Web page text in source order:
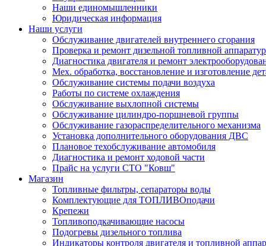
Наши единомышленники
Юридическая информация
Наши услуги
Обслуживание двигателей внутреннего сгорания
Проверка и ремонт дизельной топливной
Диагностика двигателя и ремонт
Мех. обработка, восстановление и изготовление
Обслуживание системы подачи воздуха
Работы по системе охлаждения
Обслуживание выхлопной системы
Обслуживание цилиндро-поршневой группы
Обслуживание газораспределительного механизма
Установка дополнительного оборудования ДВС
Плановое техобслуживание автомобиля
Диагностика и ремонт ходовой части
Прайс на услуги СТО "Ковш"
Магазин
Топливные фильтры, сепараторы воды
Комплектующие для ТОПЛИВОподачи
Крепежи
Топливоподкачивающие насосы
Подогревы дизельного топлива
Индикаторы контроля двигателя и топливной